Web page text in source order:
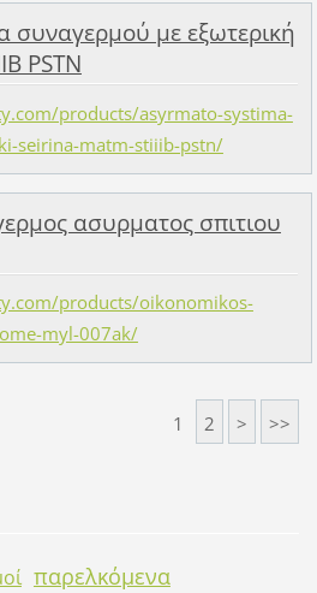
με εξωτερική
PSTN
products/asyrmato-systima-
seirina-matm-stiiib-pstn/
ασυρματος σπιτιου
products/oikonomikos-
myl-007ak/
1 2 > >>
παρελκόμενα